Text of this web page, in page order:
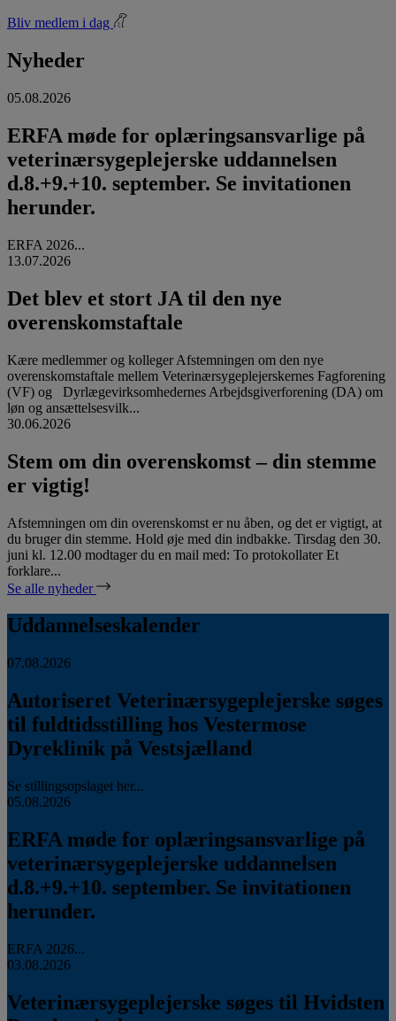
Bliv medlem i dag
Nyheder
05.08.2026
ERFA møde for oplæringsansvarlige på
veterinærsygeplejerske uddannelsen
d.8.+9.+10. september. Se invitationen
herunder.
ERFA 2026...
13.07.2026
Det blev et stort JA til den nye
overenskomstaftale
Kære medlemmer og kolleger Afstemningen om den nye
overenskomstaftale mellem Veterinærsygeplejerskernes Fagforening
(VF) og Dyrlægevirksomhedernes Arbejdsgiverforening (DA) om
løn og ansættelsesvilk...
30.06.2026
Stem om din overenskomst – din stemme
er vigtig!
Afstemningen om din overenskomst er nu åben, og det er vigtigt, at
du bruger din stemme. Hold øje med din indbakke. Tirsdag den 30.
juni kl. 12.00 modtager du en mail med: To protokollater Et
forklare...
Se alle nyheder
Uddannelseskalender
07.08.2026
Autoriseret Veterinærsygeplejerske søges
til fuldtidsstilling hos Vestermose
Dyreklinik på Vestsjælland
Se stillingsopslaget her...
05.08.2026
ERFA møde for oplæringsansvarlige på
veterinærsygeplejerske uddannelsen
d.8.+9.+10. september. Se invitationen
herunder.
ERFA 2026...
03.08.2026
Veterinærsygeplejerske søges til Hvidsten